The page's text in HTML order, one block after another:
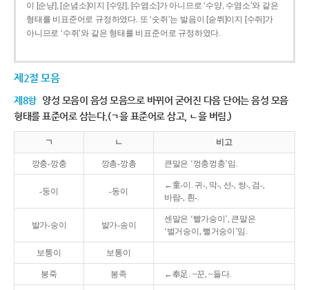
이 [순냥], [순념소]이지 [수양], [수염소]가 아니므로 ‘수양, 수염소’와 같은
형태를 비표준어로 규정하였다. 또 ‘숫쥐’는 발음이 [숟쮜]이지 [수쥐]가
아니므로 ‘수쥐’와 같은 형태를 비표준어로 규정하였다.
제2절 모음
제8항 양성 모음이 음성 모음으로 바뀌어 굳어진 다음 단어는 음성 모음
형태를 표준어로 삼는다.(ㄱ을 표준어로 삼고, ㄴ을 버림.)
ㄱ ㄴ 비고
깡충-깡충 깡총-깡총 큰말은 ‘껑충껑충’임.
-둥이 -동이
←童-이. 귀-, 막-, 선-, 쌍-, 검-,
바람-, 흰-.
발가-숭이 발가-송이
센말은 ‘빨가숭이’, 큰말은
‘벌거숭이, 뻘거숭이’임.
보퉁이 보통이
봉죽 봉족 ←奉足. ~꾼, ~들다.